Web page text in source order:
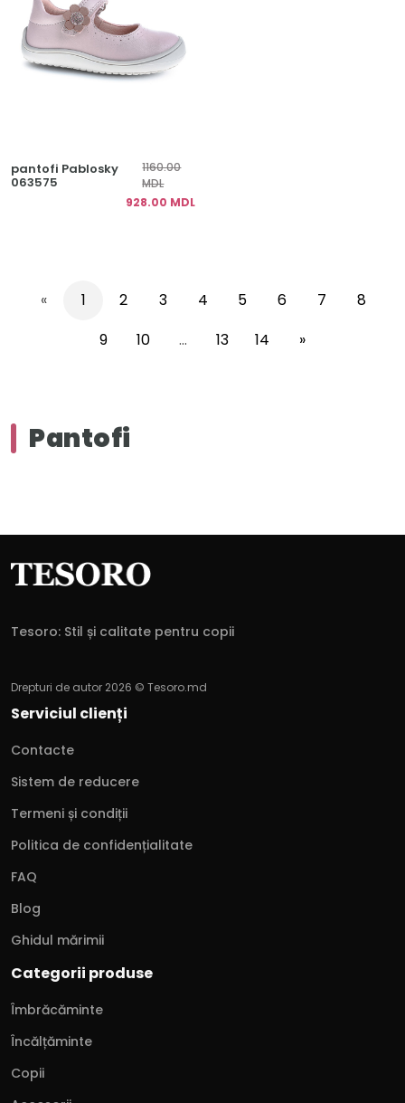
pantofi Pablosky
063575
1160.00
MDL
928.00 MDL
« 1 2 3 4 5 6 7
8
9
10 ... 13 14 »
Pantofi
Tesoro: Stil și calitate pentru copii
Drepturi de autor 2026 © Tesoro.md
Serviciul clienți
Contacte
Sistem de reducere
Termeni și condiții
Politica de confidențialitate
FAQ
Blog
Ghidul mărimii
Categorii produse
Îmbrăcăminte
Încălțăminte
Copii